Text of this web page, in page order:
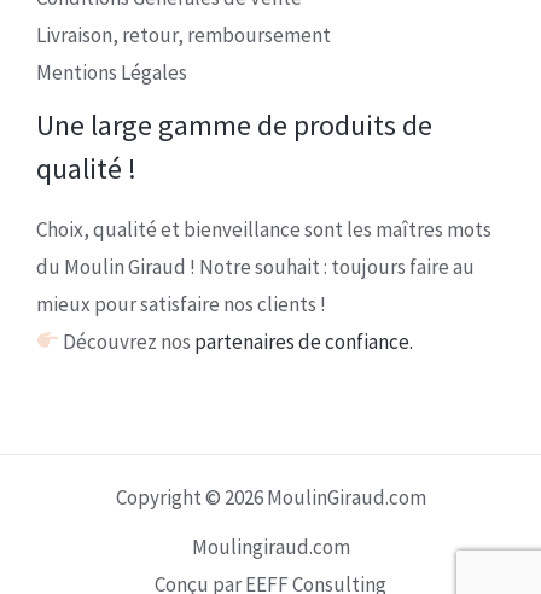
Livraison, retour, remboursement
Mentions Légales
Une large gamme de produits de
qualité !
Choix, qualité et bienveillance sont les maîtres mots
du Moulin Giraud ! Notre souhait : toujours faire au
mieux pour satisfaire nos clients !
Découvrez nos partenaires de confiance.
Copyright © 2026 MoulinGiraud.com
Moulingiraud.com
Conçu par EEFF Consulting